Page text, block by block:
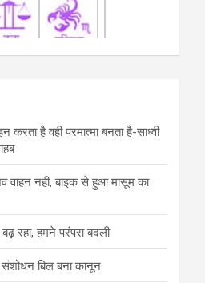
करता है वही परमात्मा बनता है-साध्वी
वाहन नहीं, बाइक से हुआ मासूम का
रहा, हमने परंपरा बदली
संशोधन बिल बना कानून